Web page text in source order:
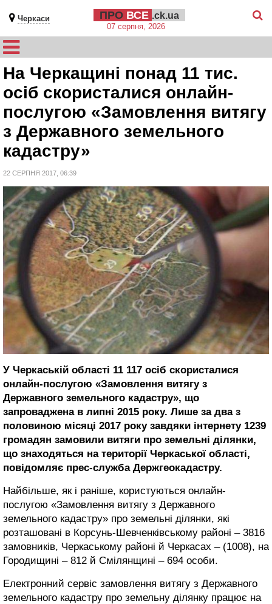
Черкаси ПРО ВСЕ .ck.ua
07 серпня, 2026
На Черкащині понад 11 тис.
осіб скористалися онлайн-
послугою «Замовлення витягу
з Державного земельного
кадастру»
22 СЕРПНЯ 2017, 06:39
У Черкаській області 11 117 осіб скористалися
онлайн-послугою «Замовлення витягу з
Державного земельного кадастру», що
запроваджена в липні 2015 року. Лише за два з
половиною місяці 2017 року завдяки інтернету 1239
громадян замовили витяги про земельні ділянки,
що знаходяться на території Черкаської області,
повідомляє прес-служба Держгеокадастру.
Найбільше, як і раніше, користуються онлайн-
послугою «Замовлення витягу з Державного
земельного кадастру» про земельні ділянки, які
розташовані в Корсунь-Шевченківському районі – 3816
замовників, Черкаському районі й Черкасах – (1008), на
Городищині – 812 й Смілянщині – 694 особи.
Електронний сервіс замовлення витягу з Державного
земельного кадастру про земельну ділянку працює на